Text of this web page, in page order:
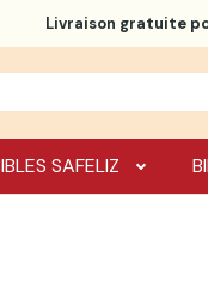
Livraison gratuite
SAFELIZ